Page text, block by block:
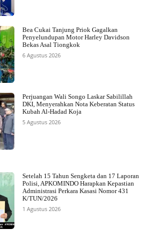
Bea Cukai Tanjung Priok Gagalkan
Penyelundupan Motor Harley Davidson
Bekas Asal Tiongkok
6 Agustus 2026
Perjuangan Wali Songo Laskar Sabilillah
DKI, Menyerahkan Nota Keberatan Status
Kubah Al-Hadad Koja
5 Agustus 2026
Setelah 15 Tahun Sengketa dan 17 Laporan
Polisi, APKOMINDO Harapkan Kepastian
Administrasi Perkara Kasasi Nomor 431
K/TUN/2026
1 Agustus 2026